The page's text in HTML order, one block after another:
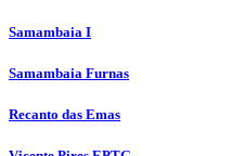
Samambaia I
Samambaia Furnas
Recanto das Emas